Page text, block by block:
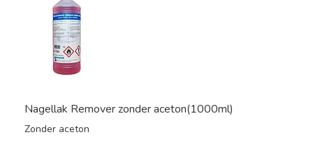
Nagellak Remover zonder aceton(1000ml)
Zonder aceton